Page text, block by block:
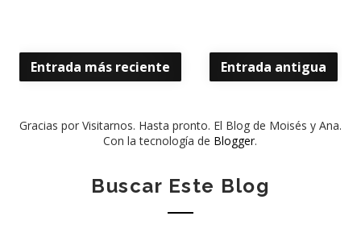
Entrada más reciente Entrada antigua
Gracias por Visitarnos. Hasta pronto. El Blog de Moisés y Ana.
Con la tecnología de Blogger.
Buscar Este Blog